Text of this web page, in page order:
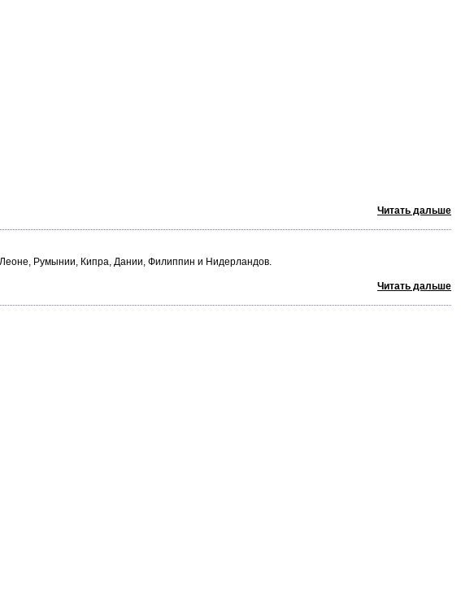
Читать дальше
Румынии, Кипра, Дании, Филиппин и Нидерландов.
Читать дальше